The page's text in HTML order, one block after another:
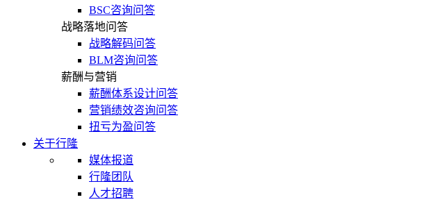
BSC咨询问答
战略落地问答
战略解码问答
BLM咨询问答
薪酬与营销
薪酬体系设计问答
营销绩效咨询问答
扭亏为盈问答
关于行隆
媒体报道
行隆团队
人才招聘